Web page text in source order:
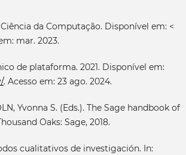
da Computação. Disponível em: <
mar. 2023.
de plataforma. 2021. Disponível em:
. Acesso em: 23 ago. 2024.
Yvonna S. (Eds.). The Sage handbook of
Oaks: Sage, 2018.
cualitativos de investigación. In: